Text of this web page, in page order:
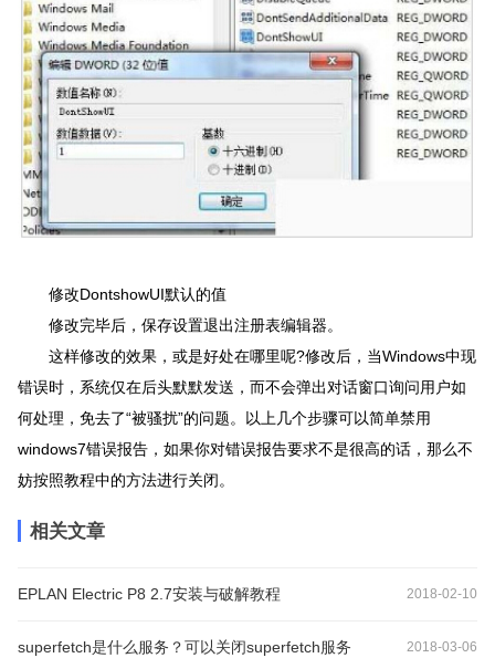
修改DontshowUI默认的值
修改完毕后，保存设置退出注册表编辑器。
这样修改的效果，或是好处在哪里呢?修改后，当Windows中现
错误时，系统仅在后头默默发送，而不会弹出对话窗口询问用户如
何处理，免去了“被骚扰”的问题。以上几个步骤可以简单禁用
windows7错误报告，如果你对错误报告要求不是很高的话，那么不
妨按照教程中的方法进行关闭。
相关文章
EPLAN Electric P8 2.7安装与破解教程 2018-02-10
superfetch是什么服务？可以关闭superfetch服务 2018-03-06